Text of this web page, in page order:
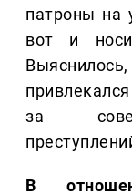
патроны на
вот и
за
В